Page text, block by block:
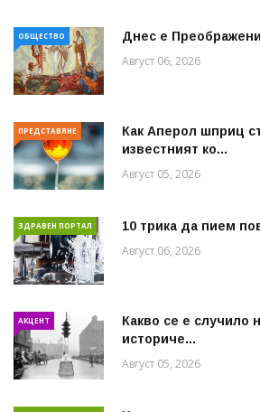
ОБЩЕСТВО Днес е
Август 06, 2026
ПРЕДСТАВЯНЕ
Как Аперол шприц
известният ко...
Август 05, 2026
ЗДРАВЕН ПОРТАЛ 10 трика да пием
Август 06, 2026
АКЦЕНТ
Какво се е случило
историче...
Август 05, 2026